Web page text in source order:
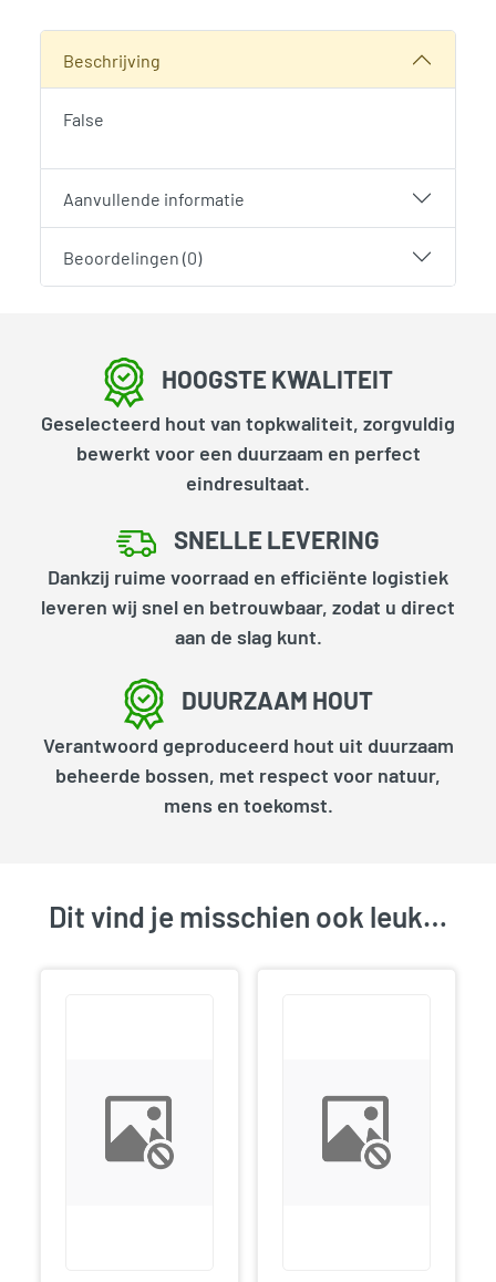
Beschrijving
False
Aanvullende informatie
Beoordelingen (0)
HOOGSTE KWALITEIT
Geselecteerd hout van topkwaliteit, zorgvuldig
bewerkt voor een duurzaam en perfect
eindresultaat.
SNELLE LEVERING
Dankzij ruime voorraad en efficiënte logistiek
leveren wij snel en betrouwbaar, zodat u direct
aan de slag kunt.
DUURZAAM HOUT
Verantwoord geproduceerd hout uit duurzaam
beheerde bossen, met respect voor natuur,
mens en toekomst.
Dit vind je misschien ook leuk…